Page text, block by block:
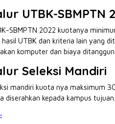
UTBK-SBMPTN
SBMPTN 2022 kuotanya
UTBK dan kriteria lain yang
komputer dan biaya
Seleksi Mandiri
mandiri kuota nya maksimum
diserahkan kepada kampus tujuan.